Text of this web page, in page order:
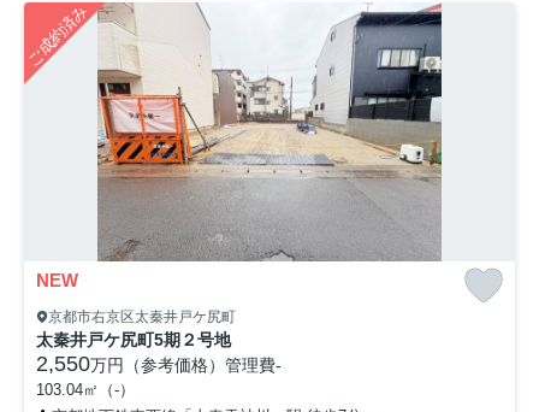
ご成約済み
NEW
京都市右京区太秦井戸ケ尻町
太秦井戸ケ尻町5期２号地
2,550万円（参考価格） 管理費-
103.04㎡（-）